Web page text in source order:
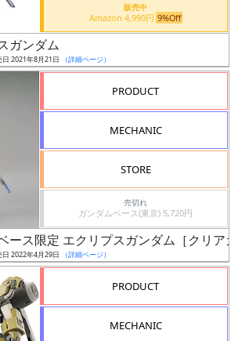
販売中
Amazon 4,990円 9%Off
ガンダム
2021年8月21日 （詳細ページ）
PRODUCT
MECHANIC
STORE
売切れ
ガンダムベース(東京) 5,720円
ース限定 エクリプスガンダム［クリア
2022年4月29日 （詳細ページ）
PRODUCT
MECHANIC